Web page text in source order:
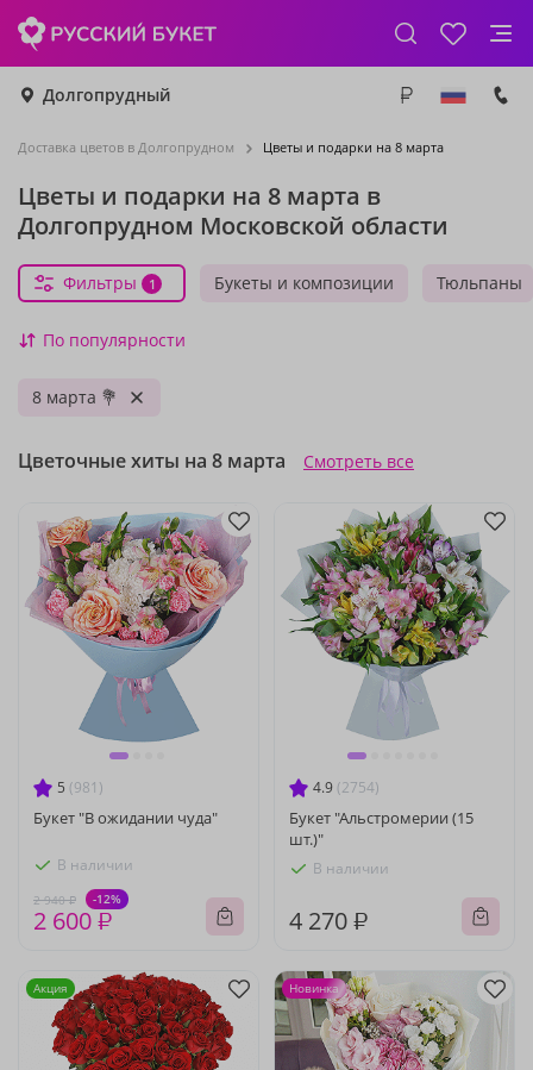
Долгопрудный
Доставка цветов в Долгопрудном Цветы и подарки на 8 марта
Цветы и подарки на 8 марта в
Долгопрудном Московской области
Букеты и композиции Тюльпаны
Фильтры 1
По популярности
8 марта 💐
Цветочные хиты на 8 марта Смотреть все
5 (981)
Букет "В ожидании чуда"
В наличии
2 940 ₽ -12%
2 600 ₽
4.9 (2754)
Букет "Альстромерии (15
шт.)"
В наличии
4 270 ₽
Акция Новинка